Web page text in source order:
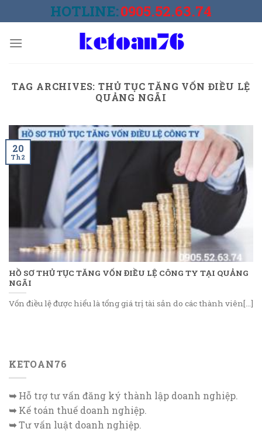
to
HOTLINE:0905.52.63.74
TAG ARCHIVES: THỦ TỤC TĂNG VỐN ĐIỀU LỆ
QUẢNG NGÃI
HỒ SƠ THỦ TỤC TĂNG VỐN ĐIỀU LỆ CÔNG TY TẠI QUẢNG
NGÃI
Vốn điều lệ được hiểu là tổng giá trị tài sản do các thành viên[...]
20
Th2
KETOAN76
➥Hỗ trợ tư vấn đăng ký thành lập doanh nghiệp.
➥Kế toán thuế doanh nghiệp.
➥Tư vấn luật doanh nghiệp.